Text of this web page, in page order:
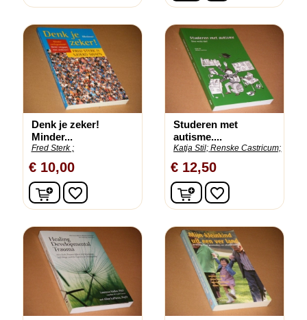
Denk je zeker!
Minder...
Fred Sterk ;
€ 10,00
In winkelwagen
favorite_border
Studeren met
autisme....
Katja Stil; Renske Castricum;
€ 12,50
In winkelwagen
favorite_border